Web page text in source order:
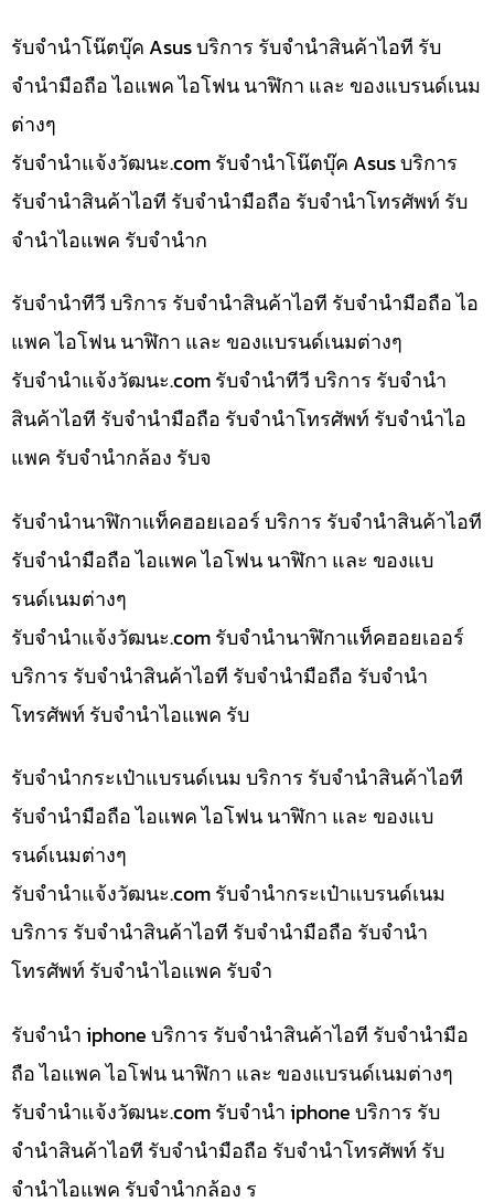
รับจำนำโน๊ตบุ๊ค Asus บริการ รับจำนำสินค้าไอที รับ
จำนำมือถือ ไอแพค ไอโฟน นาฬิกา และ ของแบรนด์เนม
ต่างๆ
รับจํานําแจ้งวัฒนะ.com รับจำนำโน๊ตบุ๊ค Asus บริการ
รับจำนำสินค้าไอที รับจำนำมือถือ รับจำนำโทรศัพท์ รับ
จำนำไอแพค รับจำนำก
รับจำนำทีวี บริการ รับจำนำสินค้าไอที รับจำนำมือถือ ไอ
แพค ไอโฟน นาฬิกา และ ของแบรนด์เนมต่างๆ
รับจํานําแจ้งวัฒนะ.com รับจำนำทีวี บริการ รับจำนำ
สินค้าไอที รับจำนำมือถือ รับจำนำโทรศัพท์ รับจำนำไอ
แพค รับจำนำกล้อง รับจ
รับจำนำนาฬิกาแท็คฮอยเออร์ บริการ รับจำนำสินค้าไอที
รับจำนำมือถือ ไอแพค ไอโฟน นาฬิกา และ ของแบ
รนด์เนมต่างๆ
รับจํานําแจ้งวัฒนะ.com รับจำนำนาฬิกาแท็คฮอยเออร์
บริการ รับจำนำสินค้าไอที รับจำนำมือถือ รับจำนำ
โทรศัพท์ รับจำนำไอแพค รับ
รับจำนำกระเป๋าแบรนด์เนม บริการ รับจำนำสินค้าไอที
รับจำนำมือถือ ไอแพค ไอโฟน นาฬิกา และ ของแบ
รนด์เนมต่างๆ
รับจํานําแจ้งวัฒนะ.com รับจำนำกระเป๋าแบรนด์เนม
บริการ รับจำนำสินค้าไอที รับจำนำมือถือ รับจำนำ
โทรศัพท์ รับจำนำไอแพค รับจำ
รับจำนำ iphone บริการ รับจำนำสินค้าไอที รับจำนำมือ
ถือ ไอแพค ไอโฟน นาฬิกา และ ของแบรนด์เนมต่างๆ
รับจํานําแจ้งวัฒนะ.com รับจำนำ iphone บริการ รับ
จำนำสินค้าไอที รับจำนำมือถือ รับจำนำโทรศัพท์ รับ
จำนำไอแพค รับจำนำกล้อง ร